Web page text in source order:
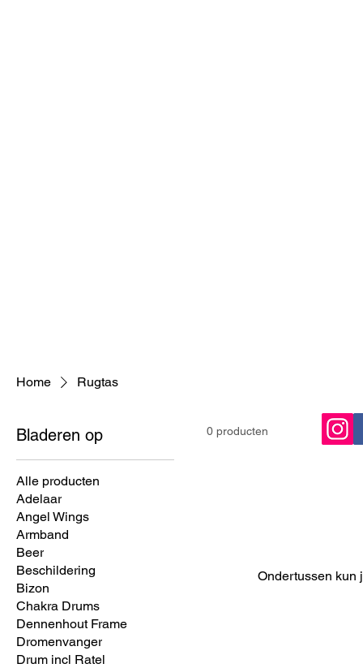
Home Rugtas
Bladeren op
Alle producten
Adelaar
Angel Wings
Armband
Beer
Beschildering
Bizon
Chakra Drums
Dennenhout Frame
Dromenvanger
Drum incl Ratel
0 producten
Ondertussen kun